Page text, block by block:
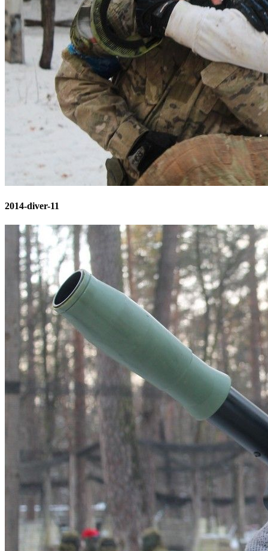
2014-diver-11